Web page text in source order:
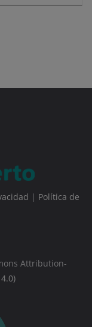
| Política de
Attribution-